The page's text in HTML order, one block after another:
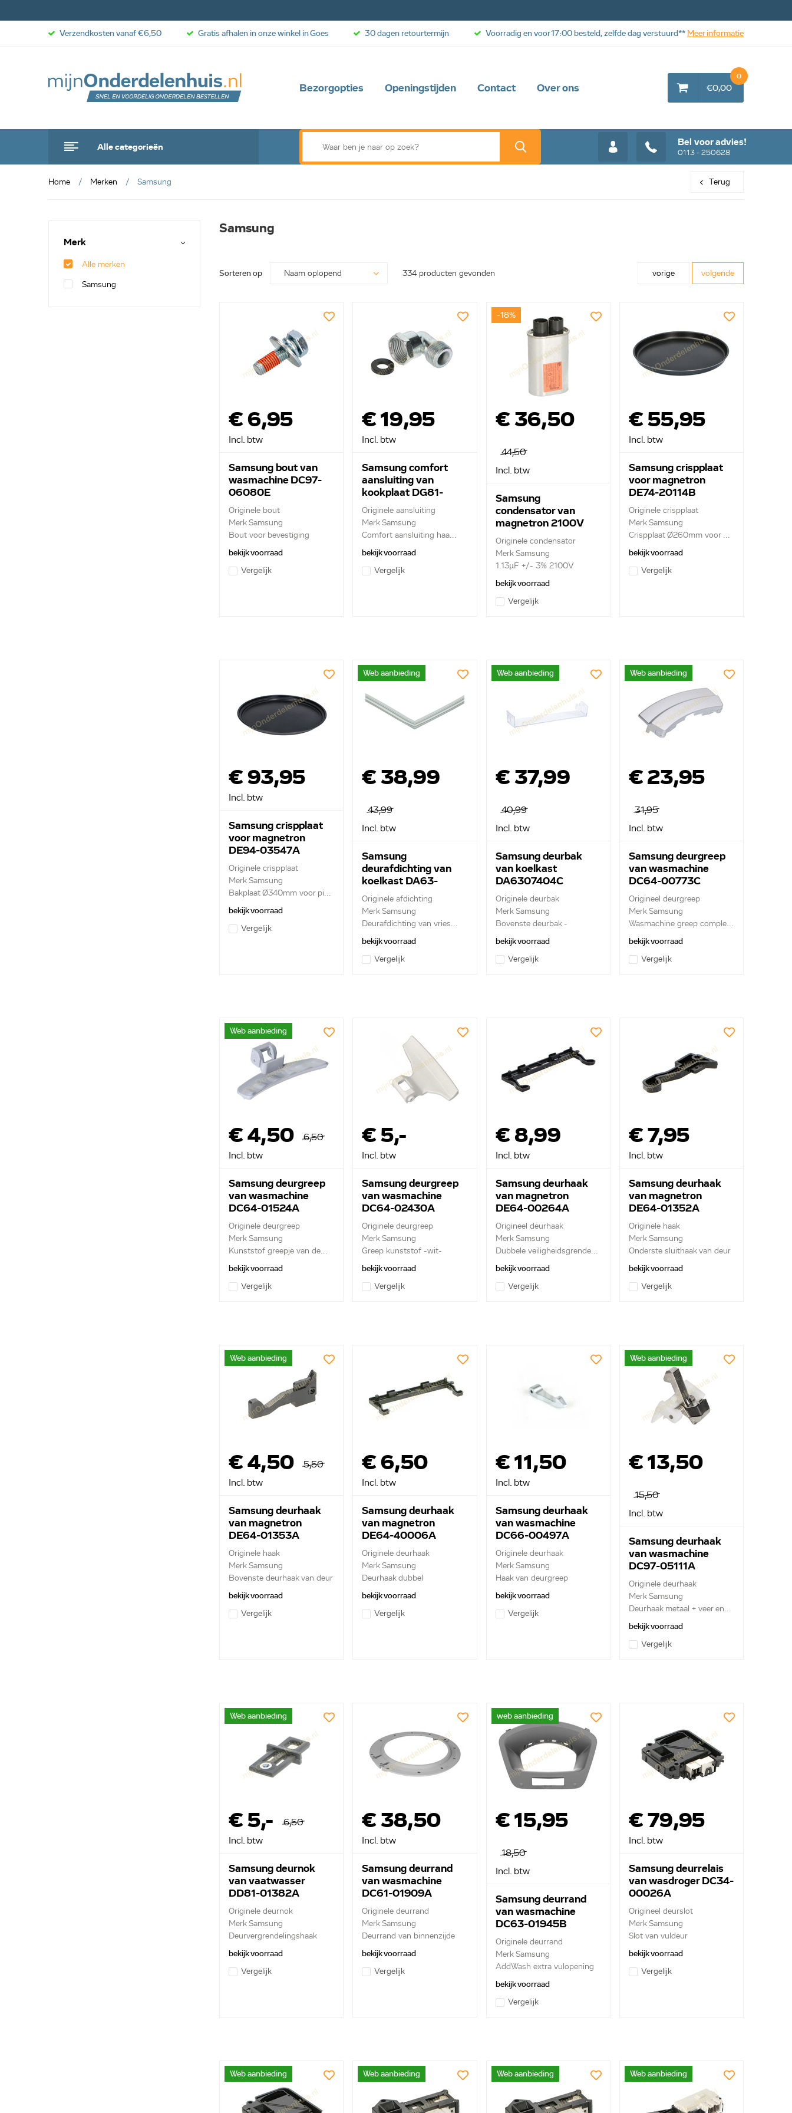
Bezorgopties Openingstijden Contact Over ons
Alle categorieën Bel voor advies!
0113 - 250628
€0,00
0
Verzendkosten vanaf €6,50 Gratis afhalen in onze winkel in Goes 30 dagen retourtermijn Voorradig en voor 17:00 besteld, zelfde dag verstuurd** Meer informatie
Home Merken Samsung Terug
Merk
Alle merken
Samsung
Samsung
Sorteren op 334 producten gevonden vorige volgende
€ 6,95
Incl. btw
Samsung bout van
wasmachine DC97-
06080E
Originele bout
Merk Samsung
Bout voor bevestiging
snaarwie...
bekijk voorraad
Vergelijk
€ 19,95
Incl. btw
Samsung comfort
aansluiting van
kookplaat DG81-
01769A
Originele aansluiting
Merk Samsung
Comfort aansluiting haa...
bekijk voorraad
Vergelijk
-18%
€ 36,50
44,50
Incl. btw
Samsung
condensator van
magnetron 2100V
1,13µF 2501-001012
Originele condensator
Merk Samsung
1.13µF +/- 3% 2100V
bekijk voorraad
Vergelijk
€ 55,95
Incl. btw
Samsung crispplaat
voor magnetron
DE74-20114B
Originele crispplaat
Merk Samsung
Crispplaat Ø260mm voor ...
bekijk voorraad
Vergelijk
€ 93,95
Incl. btw
Samsung crispplaat
voor magnetron
DE94-03547A
Originele crispplaat
Merk Samsung
Bakplaat Ø340mm voor pi...
bekijk voorraad
Vergelijk
Web aanbieding
€ 38,99
43,99
Incl. btw
Samsung
deurafdichting van
koelkast DA63-
04297D
Originele afdichting
Merk Samsung
Deurafdichting van vries...
bekijk voorraad
Vergelijk
Web aanbieding
€ 37,99
40,99
Incl. btw
Samsung deurbak
van koelkast
DA6307404C
Originele deurbak
Merk Samsung
Bovenste deurbak -
transpar...
bekijk voorraad
Vergelijk
Web aanbieding
€ 23,95
31,95
Incl. btw
Samsung deurgreep
van wasmachine
DC64-00773C
Origineel deurgreep
Merk Samsung
Wasmachine greep comple...
bekijk voorraad
Vergelijk
Web aanbieding
€ 4,50
6,50
Incl. btw
Samsung deurgreep
van wasmachine
DC64-01524A
Originele deurgreep
Merk Samsung
Kunststof greepje van de...
bekijk voorraad
Vergelijk
€ 5,-
Incl. btw
Samsung deurgreep
van wasmachine
DC64-02430A
Originele deurgreep
Merk Samsung
Greep kunststof -wit-
bekijk voorraad
Vergelijk
€ 8,99
Incl. btw
Samsung deurhaak
van magnetron
DE64-00264A
Origineel deurhaak
Merk Samsung
Dubbele veiligheidsgrende...
bekijk voorraad
Vergelijk
€ 7,95
Incl. btw
Samsung deurhaak
van magnetron
DE64-01352A
Originele haak
Merk Samsung
Onderste sluithaak van deur
bekijk voorraad
Vergelijk
Web aanbieding
€ 4,50
5,50
Incl. btw
Samsung deurhaak
van magnetron
DE64-01353A
Originele haak
Merk Samsung
Bovenste deurhaak van deur
bekijk voorraad
Vergelijk
€ 6,50
Incl. btw
Samsung deurhaak
van magnetron
DE64-40006A
Originele deurhaak
Merk Samsung
Deurhaak dubbel
bekijk voorraad
Vergelijk
€ 11,50
Incl. btw
Samsung deurhaak
van wasmachine
DC66-00497A
Originele deurhaak
Merk Samsung
Haak van deurgreep
bekijk voorraad
Vergelijk
Web aanbieding
€ 13,50
15,50
Incl. btw
Samsung deurhaak
van wasmachine
DC97-05111A
Originele deurhaak
Merk Samsung
Deurhaak metaal + veer en...
bekijk voorraad
Vergelijk
Web aanbieding
€ 5,-
6,50
Incl. btw
Samsung deurnok
van vaatwasser
DD81-01382A
Originele deurnok
Merk Samsung
Deurvergrendelingshaak
kun...
bekijk voorraad
Vergelijk
€ 38,50
Incl. btw
Samsung deurrand
van wasmachine
DC61-01909A
Originele deurrand
Merk Samsung
Deurrand van binnenzijde
bekijk voorraad
Vergelijk
web aanbieding
€ 15,95
18,50
Incl. btw
Samsung deurrand
van wasmachine
DC63-01945B
Originele deurrand
Merk Samsung
AddWash extra vulopening
i...
bekijk voorraad
Vergelijk
€ 79,95
Incl. btw
Samsung deurrelais
van wasdroger DC34-
00026A
Origineel deurslot
Merk Samsung
Slot van vuldeur
bekijk voorraad
Vergelijk
Web aanbieding Web aanbieding Web aanbieding Web aanbieding